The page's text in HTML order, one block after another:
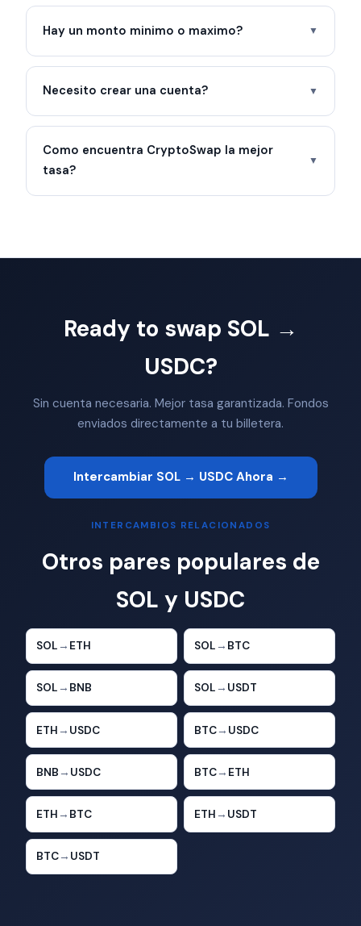
Hay un monto minimo o maximo? ▼
Necesito crear una cuenta? ▼
Como encuentra CryptoSwap la mejor
tasa?
▼
Ready to swap SOL →
USDC?
Sin cuenta necesaria. Mejor tasa garantizada. Fondos
enviados directamente a tu billetera.
Intercambiar SOL → USDC Ahora →
INTERCAMBIOS RELACIONADOS
Otros pares populares de
SOL y USDC
SOL → ETH SOL → BTC
SOL → BNB SOL → USDT
ETH → USDC BTC→ USDC
BNB → USDC BTC→ ETH
ETH → BTC ETH → USDT
BTC→ USDT